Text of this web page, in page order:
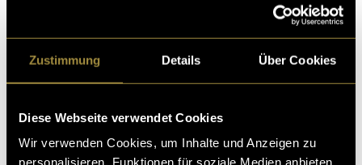
Zustimmung Details Über Cookies
Diese Webseite verwendet Cookies
Wir verwenden Cookies, um Inhalte und Anzeigen zu
personalisieren, Funktionen für soziale Medien anbieten